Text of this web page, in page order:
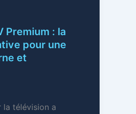
Premium : la
pour une
et
la télévision a